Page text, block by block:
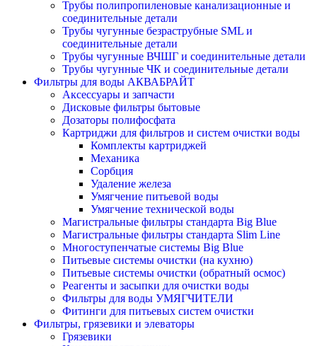
Трубы полипропиленовые канализационные и
соединительные детали
Трубы чугунные безраструбные SML и
соединительные детали
Трубы чугунные ВЧШГ и соединительные детали
Трубы чугунные ЧК и соединительные детали
Фильтры для воды АКВАБРАЙТ
Аксессуары и запчасти
Дисковые фильтры бытовые
Дозаторы полифосфата
Картриджи для фильтров и систем очистки воды
Комплекты картриджей
Механика
Сорбция
Удаление железа
Умягчение питьевой воды
Умягчение технической воды
Магистральные фильтры стандарта Big Blue
Магистральные фильтры стандарта Slim Line
Многоступенчатые системы Big Blue
Питьевые системы очистки (на кухню)
Питьевые системы очистки (обратный осмос)
Реагенты и засыпки для очистки воды
Фильтры для воды УМЯГЧИТЕЛИ
Фитинги для питьевых систем очистки
Фильтры, грязевики и элеваторы
Грязевики